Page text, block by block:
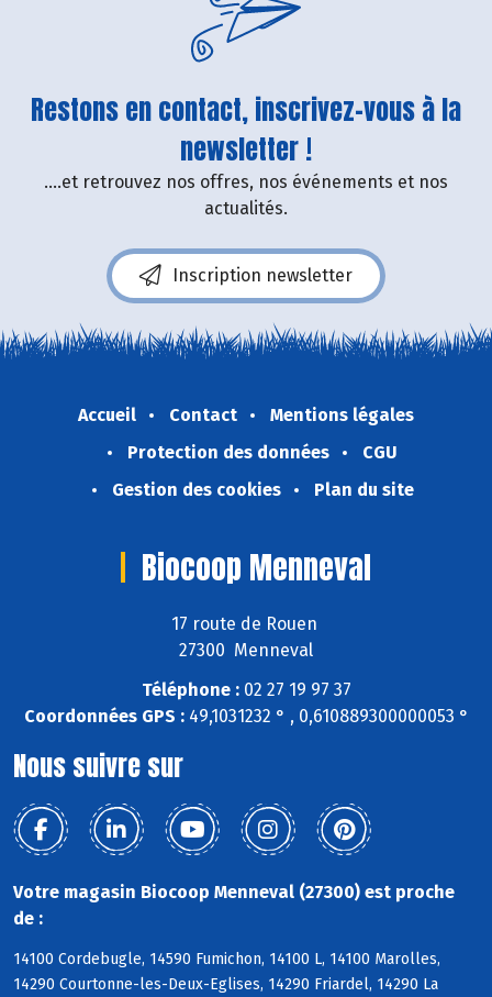
Restons en contact, inscrivez-vous à la
newsletter !
....et retrouvez nos offres, nos événements et nos
actualités.
Inscription newsletter
Accueil Contact
Mentions légales
Protection des données
CGU
Gestion des cookies
Plan du site
Biocoop Menneval
17 route de Rouen
27300 Menneval
Téléphone :02 27 19 97 37
Coordonnées GPS :49,1031232 ° , 0,610889300000053 °
Nous suivre sur
Votre magasin Biocoop Menneval (27300) est proche
de :
14100 Cordebugle, 14590 Fumichon, 14100 L, 14100 Marolles,
14290 Courtonne-les-Deux-Eglises, 14290 Friardel, 14290 La